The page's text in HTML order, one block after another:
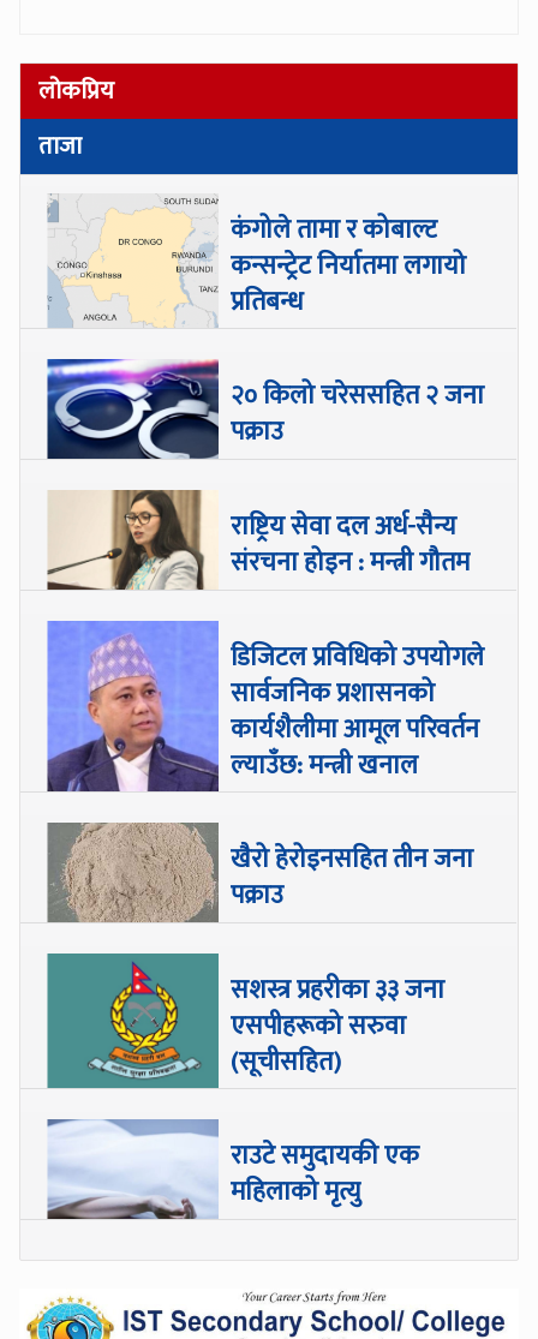
लोकप्रिय
ताजा
कंगोले तामा र कोबाल्ट
कन्सन्ट्रेट निर्यातमा लगायो
प्रतिबन्ध
२० किलो चरेससहित २ जना
पक्राउ
राष्ट्रिय सेवा दल अर्ध-सैन्य
संरचना होइन : मन्त्री गौतम
डिजिटल प्रविधिको उपयोगले
सार्वजनिक प्रशासनको
कार्यशैलीमा आमूल परिवर्तन
ल्याउँछ: मन्त्री खनाल
खैरो हेरोइनसहित तीन जना
पक्राउ
सशस्त्र प्रहरीका ३३ जना
एसपीहरूको सरुवा
(सूचीसहित)
राउटे समुदायकी एक
महिलाको मृत्यु